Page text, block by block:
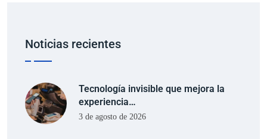
Noticias recientes
Tecnología invisible que mejora la
experiencia…
3 de agosto de 2026